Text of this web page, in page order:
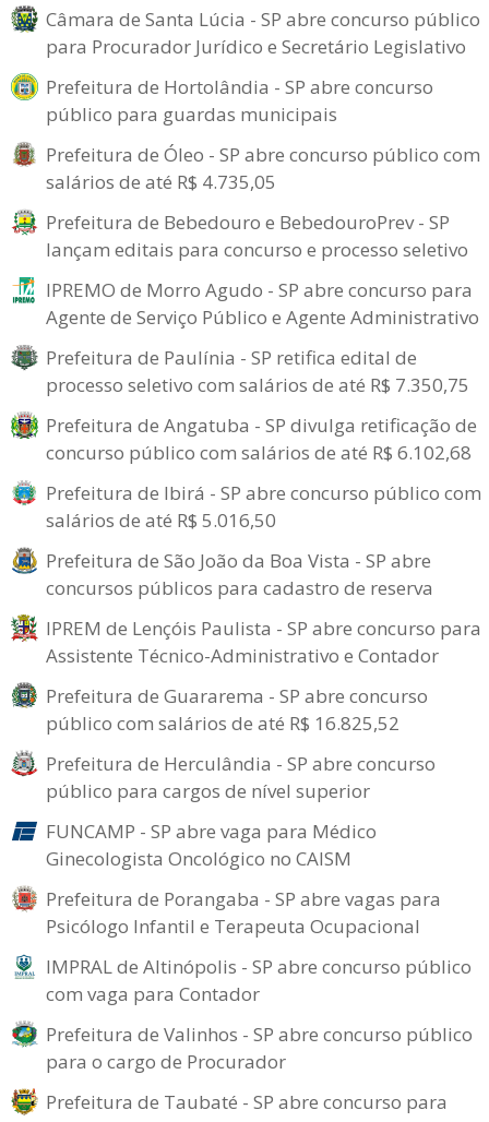
Câmara de Santa Lúcia - SP abre concurso público
para Procurador Jurídico e Secretário Legislativo
Prefeitura de Hortolândia - SP abre concurso
público para guardas municipais
Prefeitura de Óleo - SP abre concurso público com
salários de até R$ 4.735,05
Prefeitura de Bebedouro e BebedouroPrev - SP
lançam editais para concurso e processo seletivo
IPREMO de Morro Agudo - SP abre concurso para
Agente de Serviço Público e Agente Administrativo
Prefeitura de Paulínia - SP retifica edital de
processo seletivo com salários de até R$ 7.350,75
Prefeitura de Angatuba - SP divulga retificação de
concurso público com salários de até R$ 6.102,68
Prefeitura de Ibirá - SP abre concurso público com
salários de até R$ 5.016,50
Prefeitura de São João da Boa Vista - SP abre
concursos públicos para cadastro de reserva
IPREM de Lençóis Paulista - SP abre concurso para
Assistente Técnico-Administrativo e Contador
Prefeitura de Guararema - SP abre concurso
público com salários de até R$ 16.825,52
Prefeitura de Herculândia - SP abre concurso
público para cargos de nível superior
FUNCAMP - SP abre vaga para Médico
Ginecologista Oncológico no CAISM
Prefeitura de Porangaba - SP abre vagas para
Psicólogo Infantil e Terapeuta Ocupacional
IMPRAL de Altinópolis - SP abre concurso público
com vaga para Contador
Prefeitura de Valinhos - SP abre concurso público
para o cargo de Procurador
Prefeitura de Taubaté - SP abre concurso para